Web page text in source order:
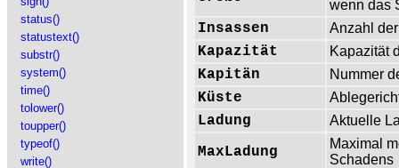
status()
statustext()
substr()
system()
time()
tolower()
toupper()
typeof()
write()
wenn das
Insassen Anzahl
Kapazität Kapazität
Kapitän Nummer
Küste
Ladung Aktuelle
MaxLadung
Maximal
Schadens